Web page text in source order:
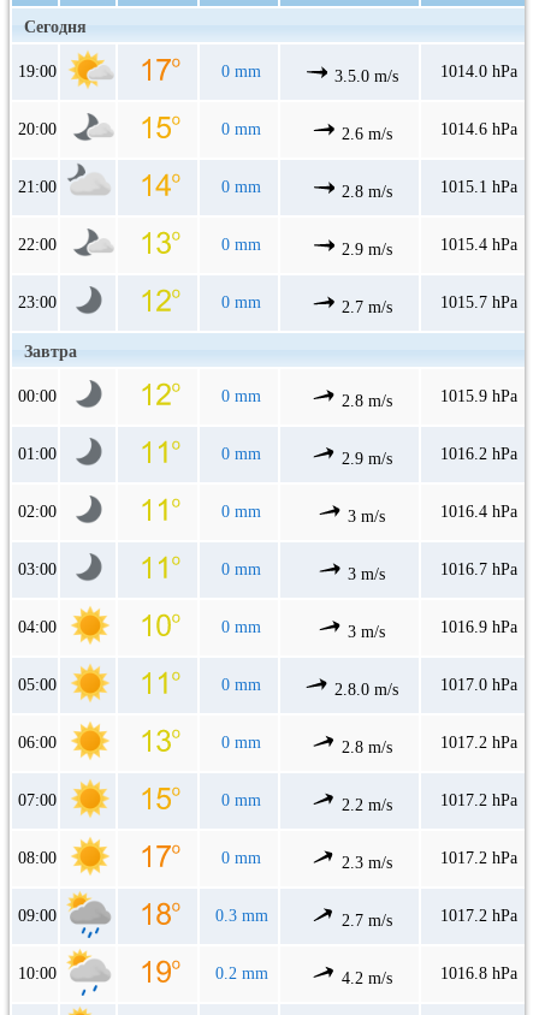
Сегодня
19:00 0 mm 3.5.0 m/s 1014.0 hPa
20:00 0 mm 2.6 m/s 1014.6 hPa
21:00 0 mm 2.8 m/s 1015.1 hPa
22:00 0 mm 2.9 m/s 1015.4 hPa
23:00 0 mm 2.7 m/s 1015.7 hPa
Завтра
00:00 0 mm 2.8 m/s 1015.9 hPa
01:00 0 mm 2.9 m/s 1016.2 hPa
02:00 0 mm 3 m/s 1016.4 hPa
03:00 0 mm 3 m/s 1016.7 hPa
04:00 0 mm 3 m/s 1016.9 hPa
05:00 0 mm 2.8.0 m/s 1017.0 hPa
06:00 0 mm 2.8 m/s 1017.2 hPa
07:00 0 mm 2.2 m/s 1017.2 hPa
08:00 0 mm 2.3 m/s 1017.2 hPa
09:00 0.3 mm 2.7 m/s 1017.2 hPa
10:00 0.2 mm 4.2 m/s 1016.8 hPa